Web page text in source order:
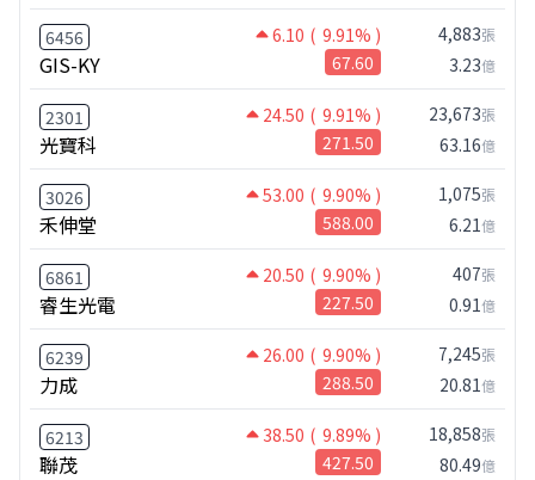
6456 6.10 ( 9.91% )
GIS-KY 67.60
4,883張
3.23億
2301 24.50 ( 9.91% )
光寶科 271.50
23,673張
63.16億
3026 53.00 ( 9.90% )
禾伸堂 588.00
1,075張
6.21億
6861 20.50 ( 9.90% )
睿生光電 227.50
407張
0.91億
6239 26.00 ( 9.90% )
力成 288.50
7,245張
20.81億
6213 38.50 ( 9.89% )
聯茂 427.50
18,858張
80.49億